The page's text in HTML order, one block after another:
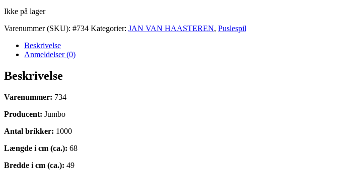
Ikke på lager
Varenummer (SKU): #734 Kategorier: JAN VAN HAASTEREN, Puslespil
Beskrivelse
Anmeldelser (0)
Beskrivelse
Varenummer: 734
Producent: Jumbo
Antal brikker: 1000
Længde i cm (ca.): 68
Bredde i cm (ca.): 49